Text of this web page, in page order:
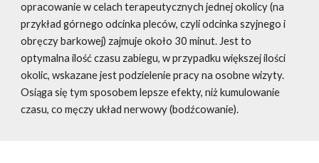
opracowanie w celach terapeutycznych jednej okolicy (na
przykład górnego odcinka pleców, czyli odcinka szyjnego i
obręczy barkowej) zajmuje około 30 minut. Jest to
optymalna ilość czasu zabiegu, w przypadku większej ilości
okolic, wskazane jest podzielenie pracy na osobne wizyty.
Osiąga się tym sposobem lepsze efekty, niż kumulowanie
czasu, co męczy układ nerwowy (bodźcowanie).